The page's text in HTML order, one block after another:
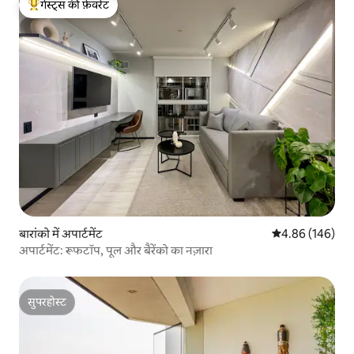
गेस्ट्स का टॉप फ़ेवरेट
गेस्ट्स की फ़ेवरेट
बारांको में अपार्टमेंट औसत रेटिंग 5 में से
4.86 (146)
अपार्टमेंट: रूफटॉप, पूल और बैरेंको का नज़ारा
सुपरहोस्ट
सुपरहोस्ट